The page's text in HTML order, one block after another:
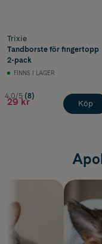
Trixie
Tandborste för fingertopp
2-pack
FINNS I LAGER
4.0/5 (8)
29 kr Köp